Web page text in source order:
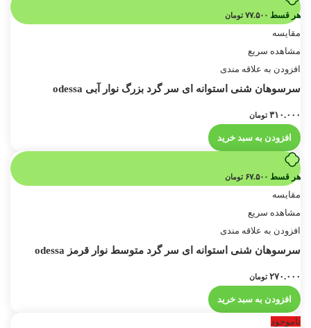
هر قسط ۷۷.۵۰۰ تومان
مقایسه
مشاهده سریع
افزودن به علاقه مندی
سرسوهان شنی استوانه ای سر گرد بزرگ نوار آبی odessa
۳۱۰.۰۰۰ تومان
افزودن به سبد خرید
هر قسط ۶۷.۵۰۰ تومان
مقایسه
مشاهده سریع
افزودن به علاقه مندی
سرسوهان شنی استوانه ای سر گرد متوسط نوار قرمز odessa
۲۷۰.۰۰۰ تومان
افزودن به سبد خرید
ناموجود